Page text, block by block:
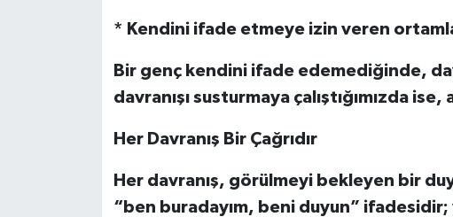
* Kendini ifade etmeye izin veren
Bir genç kendini ifade edemediğinde,
davranışı susturmaya çalıştığımızda ise,
Her Davranış Bir Çağrıdır
Her davranış, görülmeyi bekleyen bir
“ben buradayım, beni duyun” ifadesidir;